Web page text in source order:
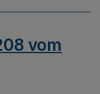
vom